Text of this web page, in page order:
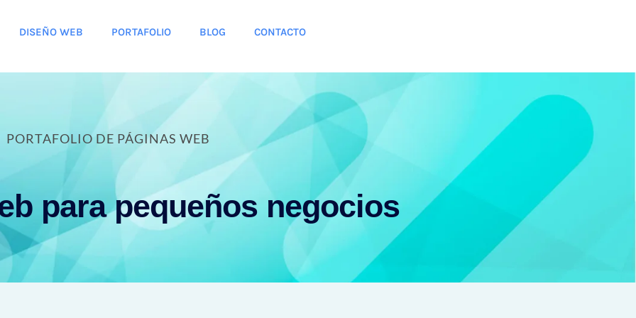
DISEÑO WEB PORTAFOLIO BLOG CONTACTO
PORTAFOLIO DE PÁGINAS WEB
para pequeños negocios